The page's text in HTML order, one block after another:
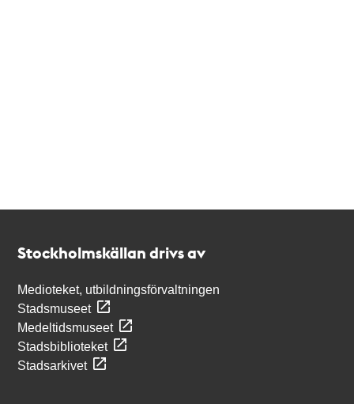
Stockholmskällan drivs av
Medioteket, utbildningsförvaltningen
Stadsmuseet
Medeltidsmuseet
Stadsbiblioteket
Stadsarkivet